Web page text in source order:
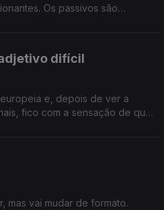
Os passivos são
difícil
e, depois de ver a
fico com a sensação de que
mas vai mudar de formato.